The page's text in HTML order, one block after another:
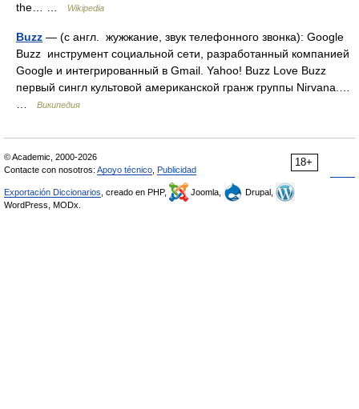
the… …
Wikipedia
Buzz — (с англ. жужжание, звук телефонного звонка): Google
Buzz инструмент социальной сети, разработанный компанией
Google и интегрированный в Gmail. Yahoo! Buzz Love Buzz
первый сингл культовой американской гранж группы Nirvana.…
Википедия
18+
© Academic, 2000-2026
Contacte con nosotros: Apoyo técnico Publicidad
Exportación Diccionarios , creado en PHP, Joomla,
Drupal,
WordPress, MODx.